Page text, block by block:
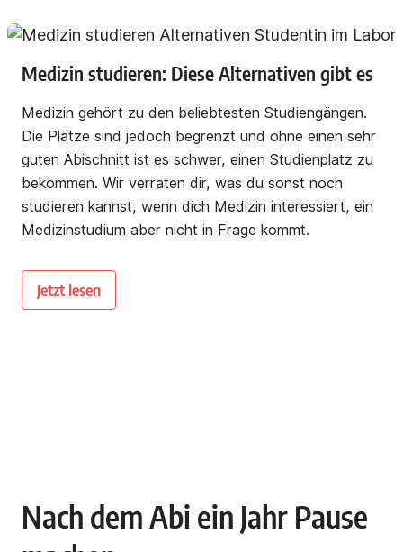
Medizin studieren: Diese Alternativen gibt es
Medizin gehört zu den beliebtesten Studiengängen.
Die Plätze sind jedoch begrenzt und ohne einen sehr
guten Abischnitt ist es schwer, einen Studienplatz zu
bekommen. Wir verraten dir, was du sonst noch
studieren kannst, wenn dich Medizin interessiert, ein
Medizinstudium aber nicht in Frage kommt.
Jetzt lesen
Nach dem Abi ein Jahr Pause